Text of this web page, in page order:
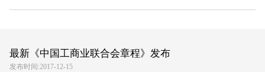
最新《中国工商业联合会章程》发布
发布时间:2017-12-15